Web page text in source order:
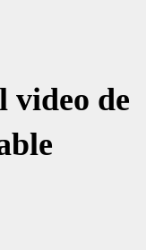
video de